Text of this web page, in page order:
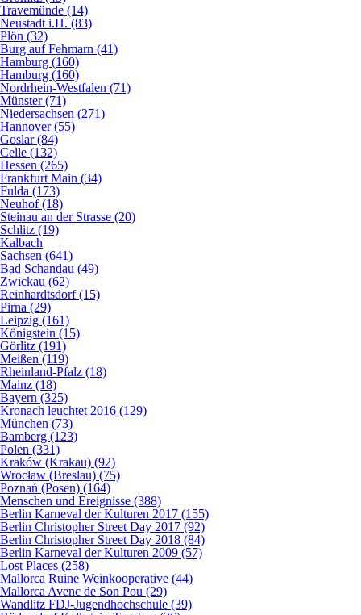
Travemünde (14)
Neustadt i.H. (83)
Plön (32)
Burg auf Fehmarn (41)
Hamburg (160)
Hamburg (160)
Nordrhein-Westfalen (71)
Münster (71)
Niedersachsen (271)
Hannover (55)
Goslar (84)
Celle (132)
Hessen (265)
Frankfurt Main (34)
Fulda (173)
Neuhof (18)
Steinau an der Strasse (20)
Schlitz (19)
Kalbach
Sachsen (641)
Bad Schandau (49)
Zwickau (62)
Reinhardtsdorf (15)
Pirna (29)
Leipzig (161)
Königstein (15)
Görlitz (191)
Meißen (119)
Rheinland-Pfalz (18)
Mainz (18)
Bayern (325)
Kronach leuchtet 2016 (129)
München (73)
Bamberg (123)
Polen (331)
Kraków (Krakau) (92)
Wrocław (Breslau) (75)
Poznań (Posen) (164)
Menschen und Ereignisse (388)
Berlin Karneval der Kulturen 2017 (155)
Berlin Christopher Street Day 2017 (92)
Berlin Christopher Street Day 2018 (84)
Berlin Karneval der Kulturen 2009 (57)
Lost Places (258)
Mallorca Ruine Weinkooperative (44)
Mallorca Avenc de Son Pou (29)
Wandlitz FDJ-Jugendhochschule (39)